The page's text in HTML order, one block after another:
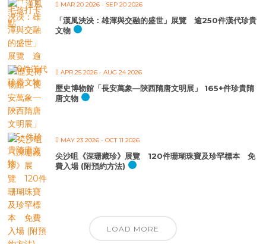
MAR 20 2026 - SEP 20 2026
「漢風泱泱：雄渾與交融的盛世」展覽 逾250件漢代珍貴
文物
APR 25 2026 - AUG 24 2026
歷史博物館「長安萬象—陝西隋唐文明展」 165+件珍貴隋
唐文物
MAY 23 2026 - OCT 11 2026
尖沙咀《深珊藏珍》展覽 120件珊瑚珠寶及珍罕標本 免
費入場 (附預約方法)
LOAD MORE